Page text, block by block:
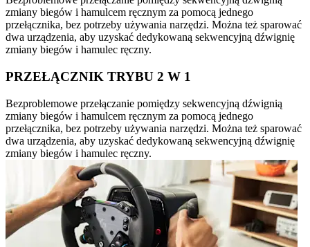
zmiany biegów i hamulcem ręcznym za pomocą jednego
przełącznika, bez potrzeby używania narzędzi. Można też sparować
dwa urządzenia, aby uzyskać dedykowaną sekwencyjną dźwignię
zmiany biegów i hamulec ręczny.
PRZEŁĄCZNIK TRYBU 2 W 1
Bezproblemowe przełączanie pomiędzy sekwencyjną dźwignią
zmiany biegów i hamulcem ręcznym za pomocą jednego
przełącznika, bez potrzeby używania narzędzi. Można też sparować
dwa urządzenia, aby uzyskać dedykowaną sekwencyjną dźwignię
zmiany biegów i hamulec ręczny.